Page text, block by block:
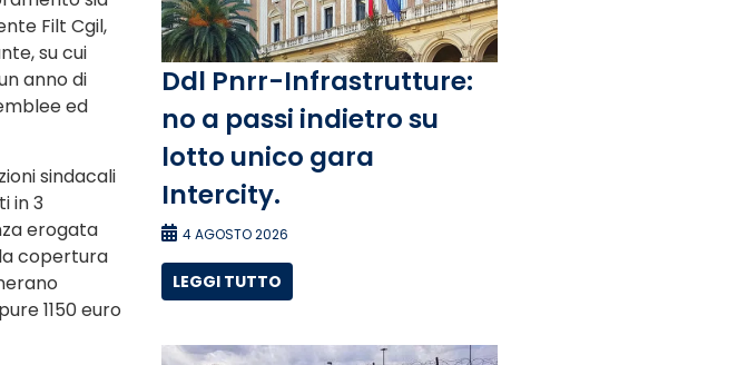
Filt Cgil,
su cui
anno di
ed
sindacali
in 3
erogata
copertura
1150 euro
Ddl Pnrr-Infrastrutture:
no a passi indietro su
lotto unico gara
Intercity.
4 AGOSTO 2026
LEGGI TUTTO